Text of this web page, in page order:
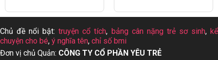
Chủ đề nổi bật:truyện cổ tích, bảng cân nặng trẻ sơ sinh, kể
chuyện cho bé, ý nghĩa tên, chỉ số bmi
Đơn vị chủ Quản: CÔNG TY CỔ PHẦN YÊU TRẺ